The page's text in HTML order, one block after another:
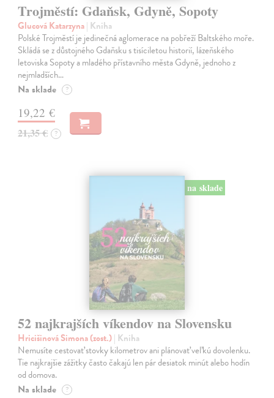
Trojměstí: Gdaňsk, Gdyně, Sopoty
Glucová Katarzyna| Kniha
Polské Trojměstí je jedinečná aglomerace na pobřeží Baltského moře.
Skládá se z důstojného Gdaňsku s tisíciletou historií, lázeňského
letoviska Sopoty a mladého přístavního města Gdyně, jednoho z
nejmladších…
Na sklade ?
19,22 €
21,35 € ?
na sklade
52 najkrajších víkendov na Slovensku
Hricišinová Simona (zost.)| Kniha
Nemusíte cestovať stovky kilometrov ani plánovať veľkú dovolenku.
Tie najkrajšie zážitky často čakajú len pár desiatok minút alebo hodín
od domova.
Na sklade ?